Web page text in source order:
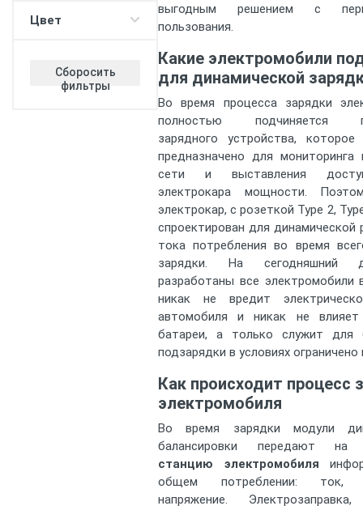
Цвет
Сборосить
фильтры
выгодным решением с
пользования.
Какие электромобили
для динамической
Во время процесса зарядки
полностью подчиняется
зарядного устройства,
предназначено для мониторинга
сети и выставления
электрокара мощности.
электрокар, с розеткой Type 2,
спроектирован для динамической
тока потребления во время
зарядки. На сегодняшний
разработаны все электромобили
никак не вредит
автомобиля и никак не
батареи, а только служит для
подзарядки в условиях
Как происходит процесс
электромобиля
Во время зарядки модули
балансировки передают
станцию электромобиля
общем потреблении: ток,
напряжение.